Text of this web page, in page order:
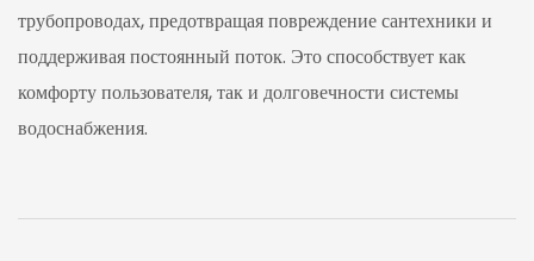
трубопроводах, предотвращая повреждение сантехники и
поддерживая постоянный поток. Это способствует как
комфорту пользователя, так и долговечности системы
водоснабжения.